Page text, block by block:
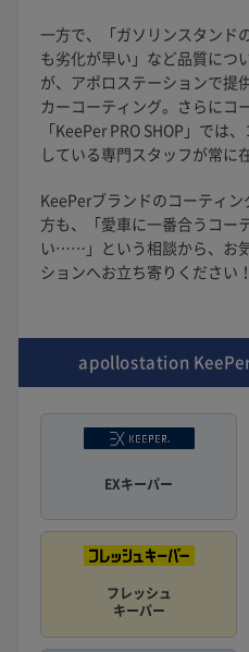
一方で、「ガソリンスタンド
も劣化が早い」など品質につ
が、アポロステーションで提
カーコーティング。さらにコ
「KeePer PRO SHOP」では
している専門スタッフが常に
KeePerブランドのコーティ
方も、「愛車に一番合うコー
い……」という相談から、お
ションへお立ち寄りください！
apollostation
EXキーパー
フレッシュ
キーパー